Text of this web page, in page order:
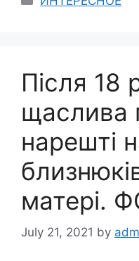
Після 18
щаслива
нарешті
матері.
July 21, 2021 by